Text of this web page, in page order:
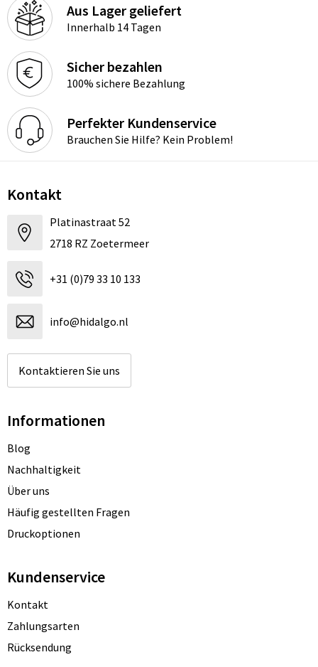
Aus Lager geliefert
Innerhalb 14 Tagen
Sicher bezahlen
100% sichere Bezahlung
Perfekter Kundenservice
Brauchen Sie Hilfe? Kein Problem!
Kontakt
Platinastraat 52
2718 RZ Zoetermeer
+31 (0)79 33 10 133
info@hidalgo.nl
Kontaktieren Sie uns
Informationen
Blog
Nachhaltigkeit
Über uns
Häufig gestellten Fragen
Druckoptionen
Kundenservice
Kontakt
Zahlungsarten
Rücksendung